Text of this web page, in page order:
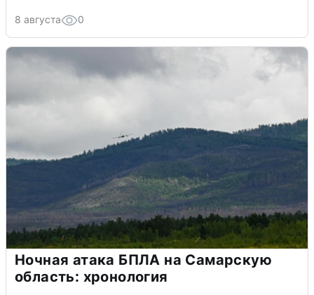
8 августа 0
Ночная атака БПЛА на Самарскую
область: хронология